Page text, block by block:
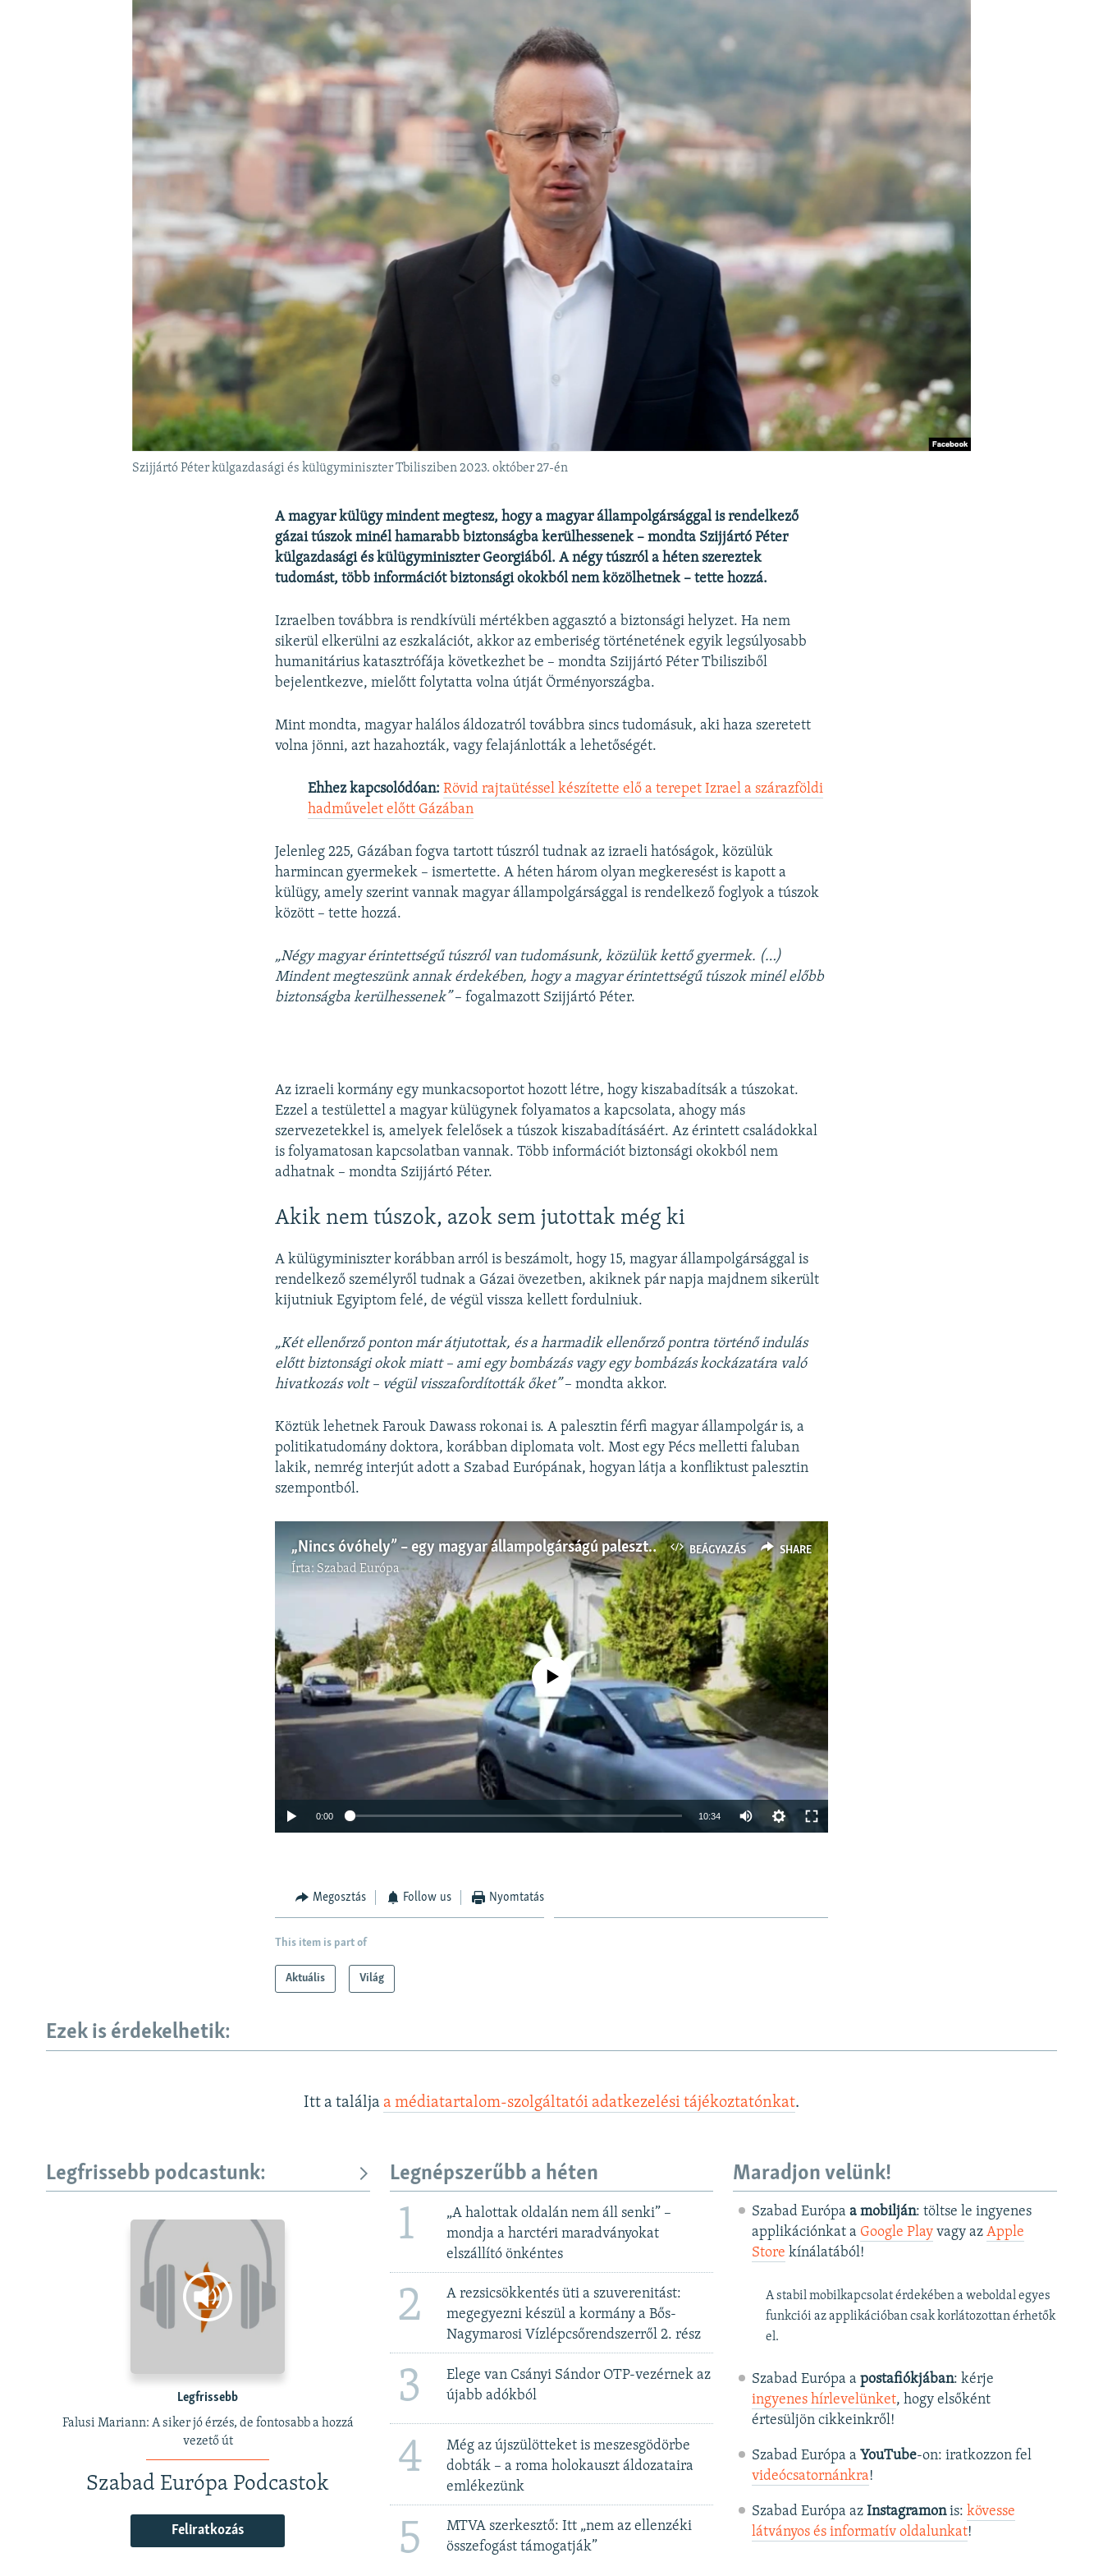
A MÚLT TANULSÁGAI
Szijjártó Péter külgazdasági és külügyminiszter Tbilisziben 2023. október 27-én
A magyar külügy mindent megtesz, hogy a magyar állampolgársággal is rendelkező
gázai túszok minél hamarabb biztonságba kerülhessenek – mondta Szijjártó Péter
külgazdasági és külügyminiszter Georgiából. A négy túszról a héten szereztek
tudomást, több információt biztonsági okokból nem közölhetnek – tette hozzá.
Izraelben továbbra is rendkívüli mértékben aggasztó a biztonsági helyzet. Ha nem
sikerül elkerülni az eszkalációt, akkor az emberiség történetének egyik legsúlyosabb
humanitárius katasztrófája következhet be – mondta Szijjártó Péter Tbilisziből
bejelentkezve, mielőtt folytatta volna útját Örményországba.
Mint mondta, magyar halálos áldozatról továbbra sincs tudomásuk, aki haza szeretett
volna jönni, azt hazahozták, vagy felajánlották a lehetőségét.
Ehhez kapcsolódóan: Rövid rajtaütéssel készítette elő a terepet Izrael a szárazföldi
hadművelet előtt Gázában
Jelenleg 225, Gázában fogva tartott túszról tudnak az izraeli hatóságok, közülük
harmincan gyermekek – ismertette. A héten három olyan megkeresést is kapott a
külügy, amely szerint vannak magyar állampolgársággal is rendelkező foglyok a túszok
között – tette hozzá.
„Négy magyar érintettségű túszról van tudomásunk, közülük kettő gyermek. (…)
Mindent megteszünk annak érdekében, hogy a magyar érintettségű túszok minél előbb
biztonságba kerülhessenek”– fogalmazott Szijjártó Péter.
Az izraeli kormány egy munkacsoportot hozott létre, hogy kiszabadítsák a túszokat.
Ezzel a testülettel a magyar külügynek folyamatos a kapcsolata, ahogy más
szervezetekkel is, amelyek felelősek a túszok kiszabadításáért. Az érintett családokkal
is folyamatosan kapcsolatban vannak. Több információt biztonsági okokból nem
adhatnak – mondta Szijjártó Péter.
Akik nem túszok, azok sem jutottak még ki
A külügyminiszter korábban arról is beszámolt, hogy 15, magyar állampolgársággal is
rendelkező személyről tudnak a Gázai övezetben, akiknek pár napja majdnem sikerült
kijutniuk Egyiptom felé, de végül vissza kellett fordulniuk.
„Két ellenőrző ponton már átjutottak, és a harmadik ellenőrző pontra történő indulás
előtt biztonsági okok miatt – ami egy bombázás vagy egy bombázás kockázatára való
hivatkozás volt – végül visszafordították őket”– mondta akkor.
Köztük lehetnek Farouk Dawass rokonai is. A palesztin férfi magyar állampolgár is, a
politikatudomány doktora, korábban diplomata volt. Most egy Pécs melletti faluban
lakik, nemrég interjút adott a Szabad Európának, hogyan látja a konfliktust palesztin
szempontból.
BEÁGYAZÁS SHARE
„Nincs óvóhely” – egy magyar állampolgárságú palesztin professzor családja a Gázai övezetben rekedt
Írta: Szabad Európa
Jelenleg nincs elérhető tartalom
0:00 10:34
Megosztás Follow us Nyomtatás
This item is part of
Aktuális Világ
Ezek is érdekelhetik:
Itt a találja a médiatartalom-szolgáltatói adatkezelési tájékoztatónkat.
Legfrissebb podcastunk:
Legfrissebb
Falusi Mariann: A siker jó érzés, de fontosabb a hozzá
vezető út
Szabad Európa Podcastok
Feliratkozás
Legnépszerűbb a héten
1
„A halottak oldalán nem áll senki” –
mondja a harctéri maradványokat
elszállító önkéntes
2
A rezsicsökkentés üti a szuverenitást:
megegyezni készül a kormány a Bős-
Nagymarosi Vízlépcsőrendszerről 2. rész
3
Elege van Csányi Sándor OTP-vezérnek az
újabb adókból
4
Még az újszülötteket is meszesgödörbe
dobták – a roma holokauszt áldozataira
emlékezünk
5
MTVA szerkesztő: Itt „nem az ellenzéki
összefogást támogatják”
Maradjon velünk!
Szabad Európa a mobilján: töltse le ingyenes
applikációnkat a Google Playvagy az Apple
Store kínálatából!
A stabil mobilkapcsolat érdekében a weboldal egyes
funkciói az applikációban csak korlátozottan érhetők
el.
Szabad Európa a postafiókjában: kérje
ingyenes hírlevelünket, hogy elsőként
értesüljön cikkeinkről!
Szabad Európa a YouTube-on: iratkozzon fel
videócsatornánkra!
Szabad Európa az Instagramonis: kövesse
látványos és informatív oldalunkat! ​